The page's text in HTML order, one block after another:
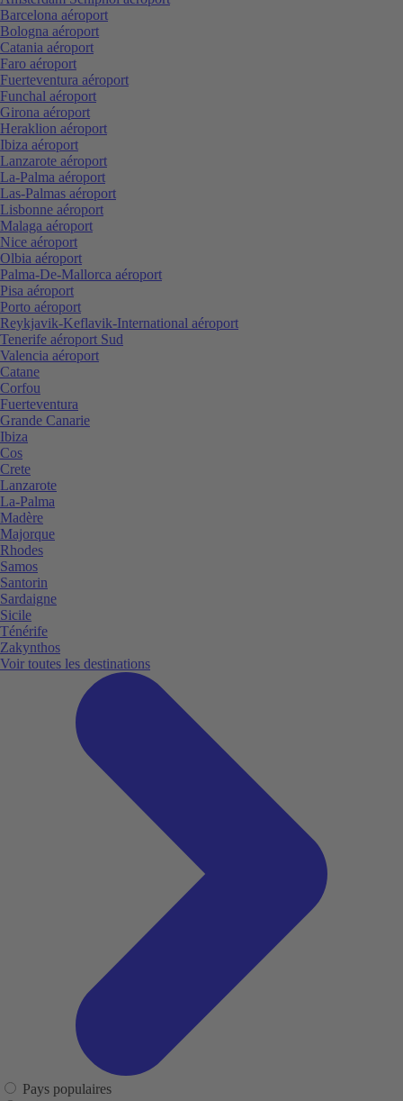
Barcelona aéroport
Bologna aéroport
Catania aéroport
Faro aéroport
Fuerteventura aéroport
Funchal aéroport
Girona aéroport
Heraklion aéroport
Ibiza aéroport
Lanzarote aéroport
La-Palma aéroport
Las-Palmas aéroport
Lisbonne aéroport
Malaga aéroport
Nice aéroport
Olbia aéroport
Palma-De-Mallorca aéroport
Pisa aéroport
Porto aéroport
Reykjavik-Keflavik-International aéroport
Tenerife aéroport Sud
Valencia aéroport
Catane
Corfou
Fuerteventura
Grande Canarie
Ibiza
Cos
Crete
Lanzarote
La-Palma
Madère
Majorque
Rhodes
Samos
Santorin
Sardaigne
Sicile
Ténérife
Zakynthos
Voir toutes les destinations
Pays populaires